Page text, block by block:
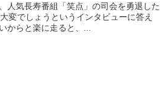
人気長寿番組「笑点」の司会を勇退した
変でしょうというインタビューに答え
からと楽に走ると、...